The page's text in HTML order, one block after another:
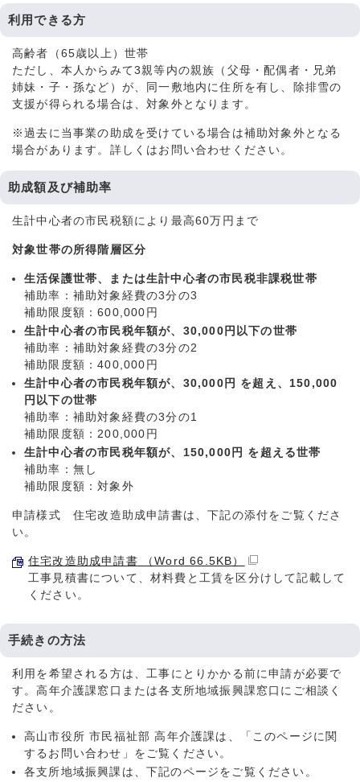
利用できる方
高齢者（65歳以上）世帯
ただし、本人からみて3親等内の親族（父母・配偶者・兄弟
姉妹・子・孫など）が、同一敷地内に住所を有し、除排雪の
支援が得られる場合は、対象外となります。
※過去に当事業の助成を受けている場合は補助対象外となる
場合があります。詳しくはお問い合わせください。
助成額及び補助率
生計中心者の市民税額により最高60万円まで
対象世帯の所得階層区分
生活保護世帯、または生計中心者の市民税非課税世帯
補助率：補助対象経費の3分の3
補助限度額：600,000円
生計中心者の市民税年額が、30,000円以下の世帯
補助率：補助対象経費の3分の2
補助限度額：400,000円
生計中心者の市民税年額が、30,000円 を超え、150,000
円以下の世帯
補助率：補助対象経費の3分の1
補助限度額：200,000円
生計中心者の市民税年額が、150,000円 を超える世帯
補助率：無し
補助限度額：対象外
申請様式 住宅改造助成申請書は、下記の添付をご覧くださ
い。
住宅改造助成申請書 （Word 66.5KB）
工事見積書について、材料費と工賃を区分けして記載して
ください。
手続きの方法
利用を希望される方は、工事にとりかかる前に申請が必要で
す。高年介護課窓口または各支所地域振興課窓口にご相談く
ださい。
高山市役所 市民福祉部 高年介護課は、「このページに関
するお問い合わせ」をご覧ください。
各支所地域振興課は、下記のページをご覧ください。